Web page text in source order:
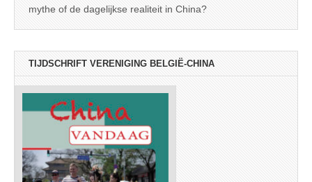
mythe of de dagelijkse realiteit in China?
TIJDSCHRIFT VERENIGING BELGIË-CHINA